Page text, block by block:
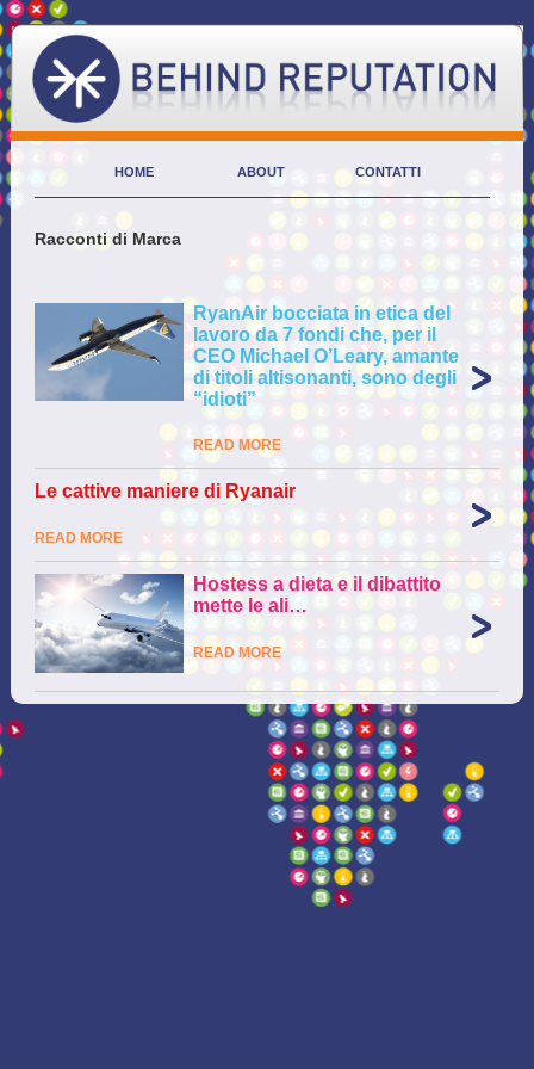
HOME ABOUT CONTATTI
Racconti di Marca
RyanAir bocciata in etica del
lavoro da 7 fondi che, per il
CEO Michael O’Leary, amante
di titoli altisonanti, sono degli
“idioti”
READ MORE
Le cattive maniere di Ryanair
READ MORE
Hostess a dieta e il dibattito
mette le ali…
READ MORE